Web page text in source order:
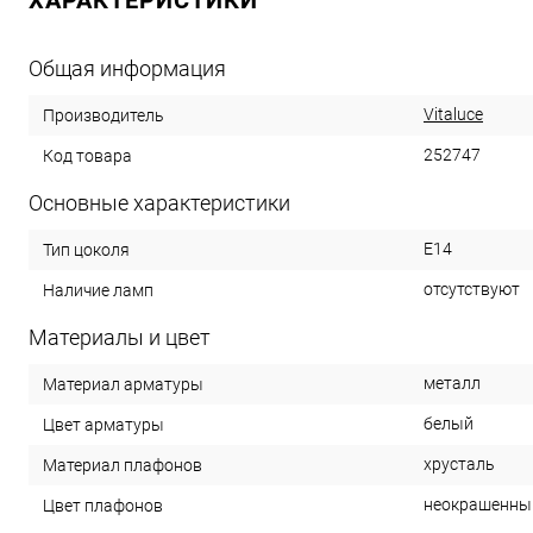
Общая информация
Производитель Vitaluce
Код товара 252747
Основные характеристики
Тип цоколя E14
Наличие ламп отсутствуют
Материалы и цвет
Материал арматуры металл
Цвет арматуры белый
Материал плафонов хрусталь
Цвет плафонов